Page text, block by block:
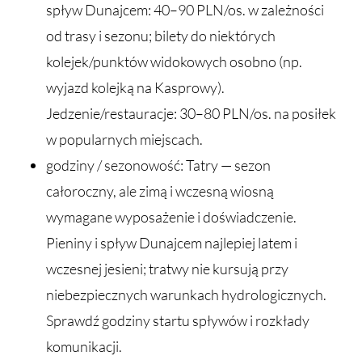
spływ Dunajcem: 40–90 PLN/os. w zależności
od trasy i sezonu; bilety do niektórych
kolejek/punktów widokowych osobno (np.
wyjazd kolejką na Kasprowy).
Jedzenie/restauracje: 30–80 PLN/os. na posiłek
w popularnych miejscach.
godziny / sezonowość: Tatry — sezon
całoroczny, ale zimą i wczesną wiosną
wymagane wyposażenie i doświadczenie.
Pieniny i spływ Dunajcem najlepiej latem i
wczesnej jesieni; tratwy nie kursują przy
niebezpiecznych warunkach hydrologicznych.
Sprawdź godziny startu spływów i rozkłady
komunikacji.